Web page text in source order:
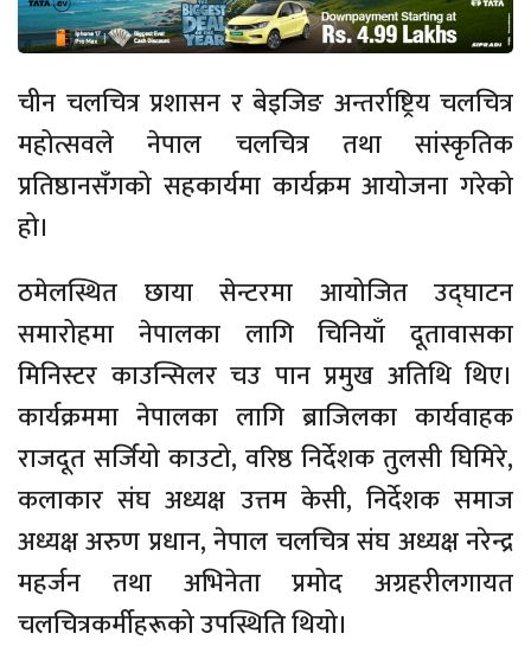
चीन चलचित्र प्रशासन र बेइजिङ अन्तर्राष्ट्रिय चलचित्र
महोत्सवले नेपाल चलचित्र तथा सांस्कृतिक
प्रतिष्ठानसँगको सहकार्यमा कार्यक्रम आयोजना गरेको
हो।
ठमेलस्थित छाया सेन्टरमा आयोजित उद्घाटन
समारोहमा नेपालका लागि चिनियाँ दूतावासका
मिनिस्टर काउन्सिलर चउ पान प्रमुख अतिथि थिए।
कार्यक्रममा नेपालका लागि ब्राजिलका कार्यवाहक
राजदूत सर्जियो काउटो, वरिष्ठ निर्देशक तुलसी घिमिरे,
कलाकार संघ अध्यक्ष उत्तम केसी, निर्देशक समाज
अध्यक्ष अरुण प्रधान, नेपाल चलचित्र संघ अध्यक्ष नरेन्द्र
महर्जन तथा अभिनेता प्रमोद अग्रहरीलगायत
चलचित्रकर्मीहरूको उपस्थिति थियो।